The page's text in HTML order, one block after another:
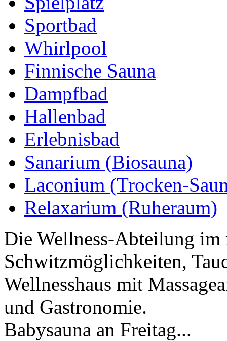
Sportbad
Whirlpool
Finnische Sauna
Dampfbad
Hallenbad
Erlebnisbad
Sanarium (Biosauna)
Laconium (Trocken-
Relaxarium (Ruheraum)
Die Wellness-Abteilung im
Schwitzmöglichkeiten,
Wellnesshaus mit
und Gastronomie.
Babysauna an Freitag...